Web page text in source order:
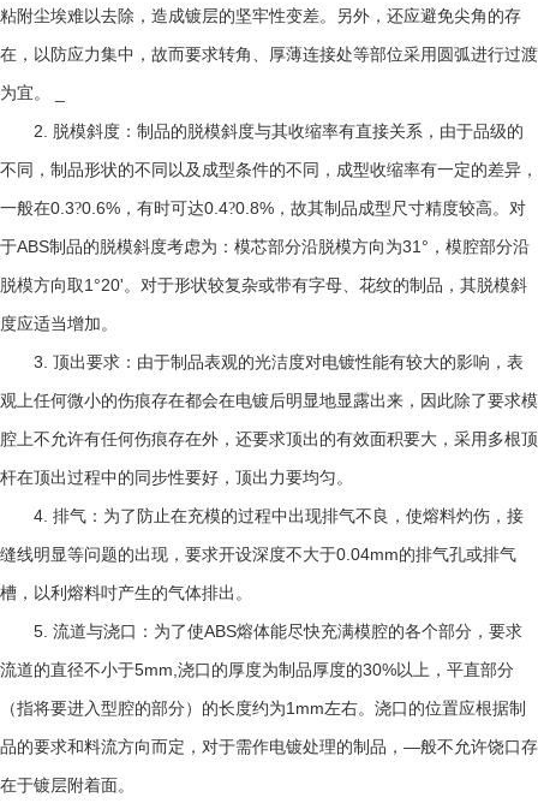
粘附尘埃难以去除，造成镀层的坚牢性变差。另外，还应避免尖角的存
在，以防应力集中，故而要求转角、厚薄连接处等部位采用圆弧进行过渡
为宜。
2. 脱模斜度：制品的脱模斜度与其收缩率有直接关系，由于品级的
不同，制品形状的不同以及成型条件的不同，成型收缩率有一定的差异，
一般在0.3?0.6% ，有时可达0.4?0.8% ，故其制品成型尺寸精度较高。对
于ABS制品的脱模斜度考虑为：模芯部分沿脱模方向为31° ，模腔部分沿
脱模方向取 1°20'。对于形状较复杂或带有字母、花纹的制品，其脱模斜
度应适当增加。
3. 顶出要求：由于制品表观的光洁度对电镀性能有较大的影响，表
观上任何微小的伤痕存在都会在电镀后明显地显露出来，因此除了要求模
腔上不允许有任何伤痕存在外，还要求顶出的有效面积要大，采用多根顶
杆在顶出过程中的同步性要好，顶出力要均匀。
4. 排气：为了防止在充模的过程中出现排气不良，使熔料灼伤，接
缝线明显等问题的出现，要求开设深度不大于0.04mm的排气孔或排气
槽，以利熔料吋产生的气体排出。
5. 流道与浇口：为了使ABS熔体能尽快充满模腔的各个部分，要求
流道的直径不小于5mm, 浇口的厚度为制品厚度的30%以上，平直部分
（指将要进入型腔的部分）的长度约为1mm左右。浇口的位置应根据制
品的要求和料流方向而定，对于需作电镀处理的制品， —般不允许饶口存
在于镀层附着面。